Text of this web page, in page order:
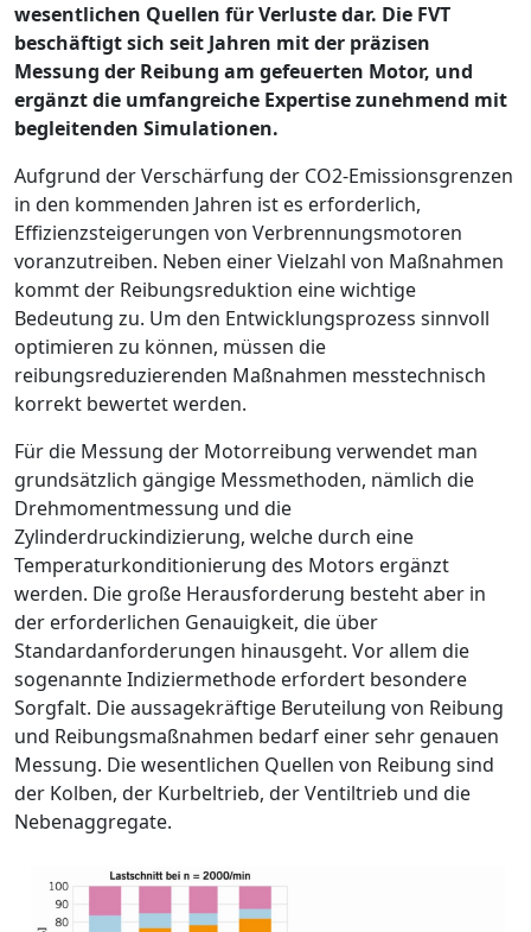
wesentlichen Quellen für Verluste dar. Die FVT
beschäftigt sich seit Jahren mit der präzisen
Messung der Reibung am gefeuerten Motor, und
ergänzt die umfangreiche Expertise zunehmend mit
begleitenden Simulationen.
Aufgrund der Verschärfung der CO2-Emissionsgrenzen
in den kommenden Jahren ist es erforderlich,
Effizienzsteigerungen von Verbrennungsmotoren
voranzutreiben. Neben einer Vielzahl von Maßnahmen
kommt der Reibungsreduktion eine wichtige
Bedeutung zu. Um den Entwicklungsprozess sinnvoll
optimieren zu können, müssen die
reibungsreduzierenden Maßnahmen messtechnisch
korrekt bewertet werden.
Für die Messung der Motorreibung verwendet man
grundsätzlich gängige Messmethoden, nämlich die
Drehmomentmessung und die
Zylinderdruckindizierung, welche durch eine
Temperaturkonditionierung des Motors ergänzt
werden. Die große Herausforderung besteht aber in
der erforderlichen Genauigkeit, die über
Standardanforderungen hinausgeht. Vor allem die
sogenannte Indiziermethode erfordert besondere
Sorgfalt. Die aussagekräftige Beruteilung von Reibung
und Reibungsmaßnahmen bedarf einer sehr genauen
Messung. Die wesentlichen Quellen von Reibung sind
der Kolben, der Kurbeltrieb, der Ventiltrieb und die
Nebenaggregate.